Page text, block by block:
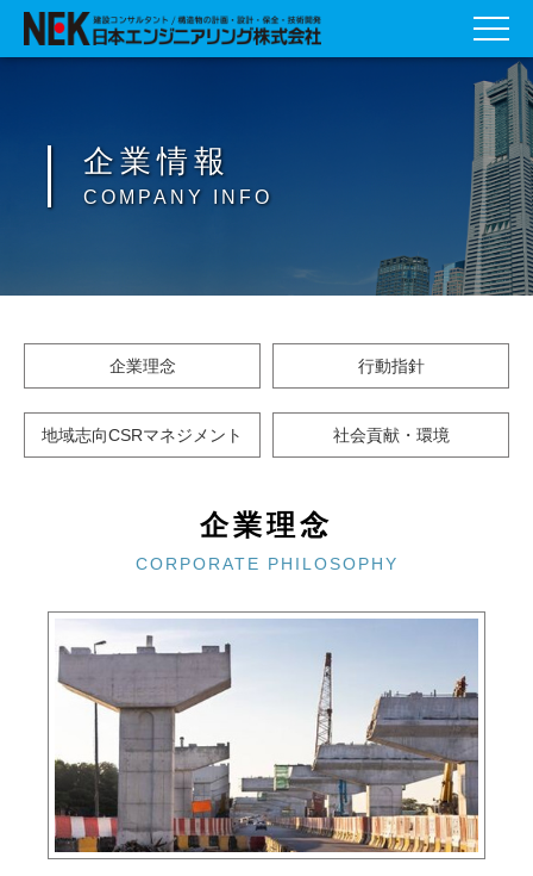
企業情報
COMPANY INFO
企業理念 行動指針
地域志向CSRマネジメント 社会貢献・環境
企業理念
CORPORATE PHILOSOPHY